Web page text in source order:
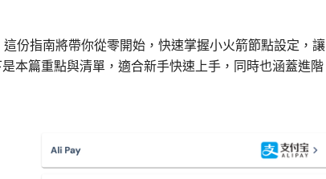
份指南將帶你從零開始，快速掌握小火箭節點設定，讓
本篇重點與清單，適合新手快速上手，同時也涵蓋進階